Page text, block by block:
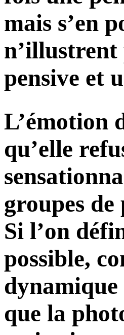
mais s’en
n’illustrent
pensive et
L’émotion
qu’elle
groupes de
Si l’on
possible,
dynamique
que la